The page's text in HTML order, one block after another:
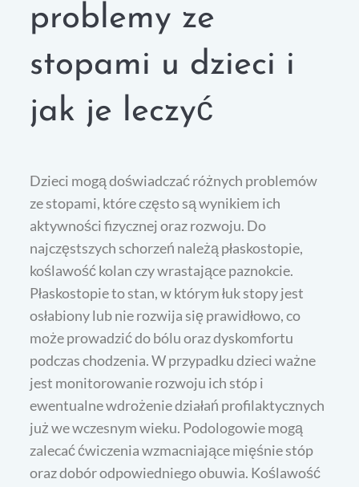
problemy ze
stopami u dzieci i
jak je leczyć
Dzieci mogą doświadczać różnych problemów
ze stopami, które często są wynikiem ich
aktywności fizycznej oraz rozwoju. Do
najczęstszych schorzeń należą płaskostopie,
koślawość kolan czy wrastające paznokcie.
Płaskostopie to stan, w którym łuk stopy jest
osłabiony lub nie rozwija się prawidłowo, co
może prowadzić do bólu oraz dyskomfortu
podczas chodzenia. W przypadku dzieci ważne
jest monitorowanie rozwoju ich stóp i
ewentualne wdrożenie działań profilaktycznych
już we wczesnym wieku. Podologowie mogą
zalecać ćwiczenia wzmacniające mięśnie stóp
oraz dobór odpowiedniego obuwia. Koślawość